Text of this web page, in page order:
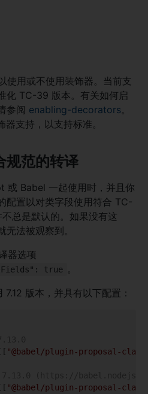
使用或不使用装饰器。当前支
化 TC-39 版本。有关如何启
参阅 enabling-decorators。
支持，以支持标准。
规范的转译
或 Babel 一起使用时，并且你
配置以对类字段使用符合 TC-
总是默认的。如果没有这
法被观察到。
器选项
true
。
版本，并具有以下配置：
"@babel/plugin-proposal-
"@babel/plugin-proposal-